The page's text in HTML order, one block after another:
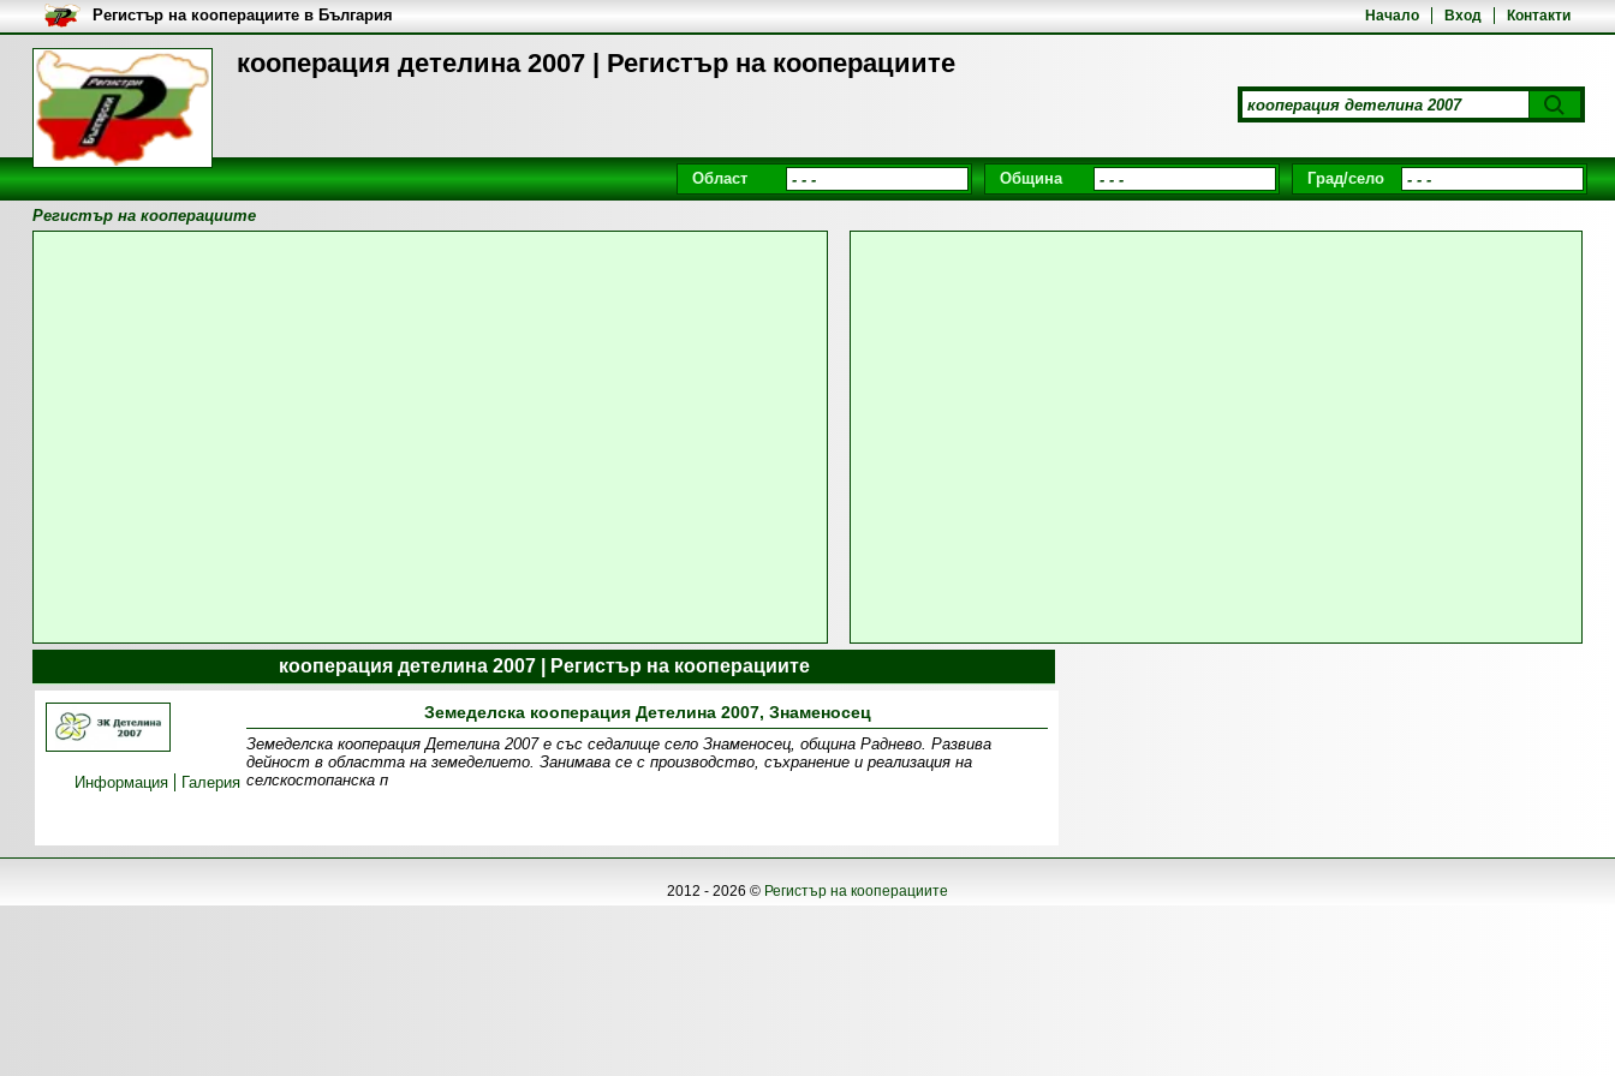
кооперация детелина 2007 | Регистър на кооперациите
Начало Вход Контакти
Регистър на кооперациите в България
Област Община Град/село
Регистър на кооперациите
кооперация детелина 2007 | Регистър на кооперациите
Земеделска кооперация Детелина 2007, Знаменосец
Земеделска кооперация Детелина 2007 е със седалище село Знаменосец, община Раднево. Развива
дейност в областта на земеделието. Занимава се с производство, съхранение и реализация на
селскостопанска п
Информация Галерия
2012 - 2026 © Регистър на кооперациите